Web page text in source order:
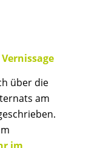
über die
am